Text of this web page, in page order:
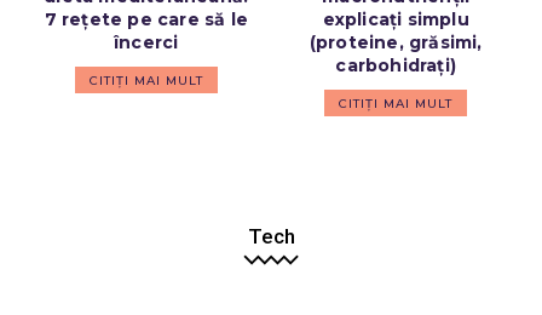
7 rețete pe care să le
încerci
CITIȚI MAI MULT
explicați simplu
(proteine, grăsimi,
carbohidrați)
CITIȚI MAI MULT
Tech